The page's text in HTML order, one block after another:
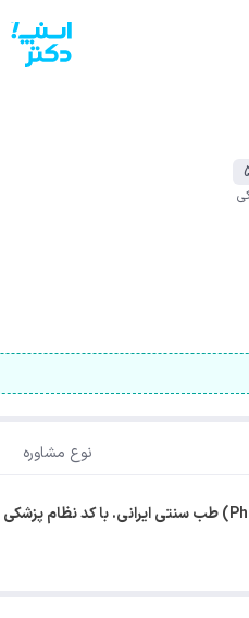
نوع مشاوره